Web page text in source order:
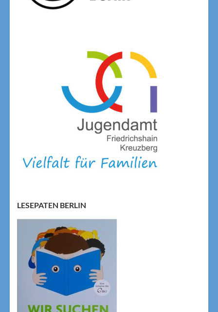
LESEPATEN BERLIN